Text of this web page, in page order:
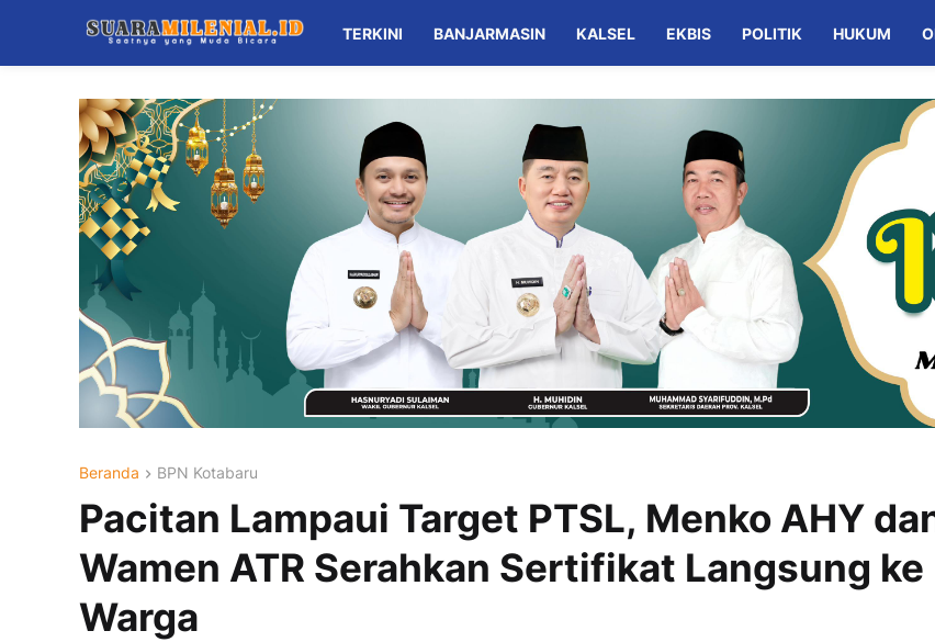
TERKINI BANJARMASIN KALSEL EKBIS POLITIK HUKUM
Beranda BPN Kotabaru
Pacitan Lampaui Target PTSL, Menko AHY
Wamen ATR Serahkan Sertifikat Langsung ke
Warga